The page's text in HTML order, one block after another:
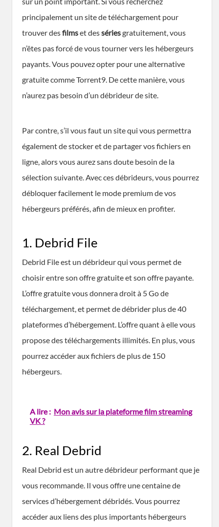
principalement un site de téléchargement pour
trouver desfilmset dessériesgratuitement, vous
n’êtes pas forcé de vous tourner vers les hébergeurs
payants. Vous pouvez opter pour une alternative
gratuite comme Torrent9. De cette manière, vous
n’aurez pas besoin d’un débrideur de site.
Par contre, s’il vous faut un site qui vous permettra
également de stocker et de partager vos fichiers en
ligne, alors vous aurez sans doute besoin de la
sélection suivante. Avec ces débrideurs, vous pourrez
débloquer facilement le mode premium de vos
hébergeurs préférés, afin de mieux en profiter.
1. Debrid File
Debrid File est un débrideur qui vous permet de
choisir entre son offre gratuite et son offre payante.
L’offre gratuite vous donnera droit à 5 Go de
téléchargement, et permet de débrider plus de 40
plateformes d’hébergement. L’offre quant à elle vous
propose des téléchargements illimités. En plus, vous
pourrez accéder aux fichiers de plus de 150
hébergeurs.
A lire : Mon avis sur la plateforme film streaming
VK ?
2. Real Debrid
Real Debrid est un autre débrideur performant que je
vous recommande. Il vous offre une centaine de
services d’hébergement débridés. Vous pourrez
accéder aux liens des plus importants hébergeurs